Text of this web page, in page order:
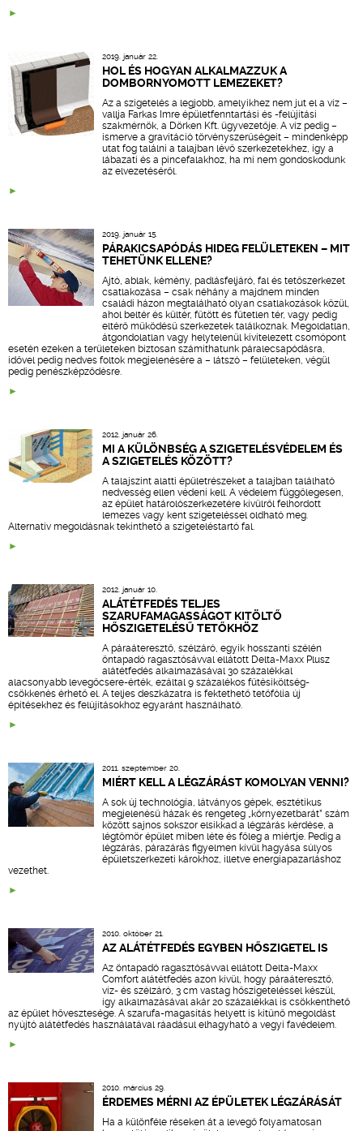
2019. január 22.
HOL ÉS HOGYAN ALKALMAZZUK A
DOMBORNYOMOTT LEMEZEKET?
Az a szigetelés a legjobb, amelyikhez nem jut el a víz –
vallja Farkas Imre épületfenntartási és -felújítási
szakmérnök, a Dörken Kft. ügyvezetője. A víz pedig –
ismerve a gravitáció törvényszerűségeit – mindenképp
utat fog találni a talajban lévő szerkezetekhez, így a
lábazati és a pincefalakhoz, ha mi nem gondoskodunk
az elvezetéséről.
2019. január 15.
PÁRAKICSAPÓDÁS HIDEG FELÜLETEKEN – MIT
TEHETÜNK ELLENE?
Ajtó, ablak, kémény, padlásfeljáró, fal és tetőszerkezet
csatlakozása – csak néhány a majdnem minden
családi házon megtalálható olyan csatlakozások közül,
ahol beltér és kültér, fűtött és fűtetlen tér, vagy pedig
eltérő működésű szerkezetek találkoznak. Megoldatlan,
átgondolatlan vagy helytelenül kivitelezett csomópont
esetén ezeken a területeken biztosan számíthatunk páralecsapódásra,
idővel pedig nedves foltok megjelenésére a – látszó – felületeken, végül
pedig penészképződésre.
2012. január 26.
MI A KÜLÖNBSÉG A SZIGETELÉSVÉDELEM ÉS
A SZIGETELÉS KÖZÖTT?
A talajszint alatti épületrészeket a talajban található
nedvesség ellen védeni kell. A védelem függőlegesen,
az épület határolószerkezetére kívülről felhordott
lemezes vagy kent szigeteléssel oldható meg.
Alternatív megoldásnak tekinthető a szigeteléstartó fal.
2012. január 10.
ALÁTÉTFEDÉS TELJES
SZARUFAMAGASSÁGOT KITÖLTŐ
HŐSZIGETELÉSŰ TETŐKHÖZ
A páraáteresztő, szélzáró, egyik hosszanti szélén
öntapadó ragasztósávval ellátott Delta-Maxx Plusz
alátétfedés alkalmazásával 30 százalékkal
alacsonyabb levegőcsere-érték, ezáltal 9 százalékos fűtésiköltség-
csökkenés érhető el. A teljes deszkázatra is fektethető tetőfólia új
építésekhez és felújításokhoz egyaránt használható.
2011. szeptember 20.
MIÉRT KELL A LÉGZÁRÁST KOMOLYAN VENNI?
A sok új technológia, látványos gépek, esztétikus
megjelenésű házak és rengeteg „környezetbarát” szám
között sajnos sokszor elsikkad a légzárás kérdése, a
légtömör épület miben léte és főleg a miértje. Pedig a
légzárás, párazárás figyelmen kívül hagyása súlyos
épületszerkezeti károkhoz, illetve energiapazarláshoz
vezethet.
2010. október 21.
AZ ALÁTÉTFEDÉS EGYBEN HŐSZIGETEL IS
Az öntapadó ragasztósávval ellátott Delta-Maxx
Comfort alátétfedés azon kívül, hogy páraáteresztő,
víz- és szélzáró, 3 cm vastag hőszigeteléssel készül,
így alkalmazásával akár 20 százalékkal is csökkenthető
az épület hővesztesége. A szarufa-magasítás helyett is kitűnő megoldást
nyújtó alátétfedés használatával ráadásul elhagyható a vegyi favédelem.
2010. március 29.
ÉRDEMES MÉRNI AZ ÉPÜLETEK LÉGZÁRÁSÁT
Ha a különféle réseken át a levegő folyamatosan